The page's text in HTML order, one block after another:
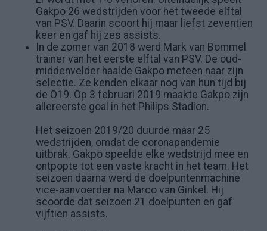
Gakpo 26 wedstrijden voor het tweede elftal
van PSV. Daarin scoort hij maar liefst zeventien
keer en gaf hij zes assists.
In de zomer van 2018 werd Mark van Bommel
trainer van het eerste elftal van PSV. De oud-
middenvelder haalde Gakpo meteen naar zijn
selectie. Ze kenden elkaar nog van hun tijd bij
de O19. Op 3 februari 2019 maakte Gakpo zijn
allereerste goal in het Philips Stadion.
Het seizoen 2019/20 duurde maar 25
wedstrijden, omdat de coronapandemie
uitbrak. Gakpo speelde elke wedstrijd mee en
ontpopte tot een vaste kracht in het team. Het
seizoen daarna werd de doelpuntenmachine
vice-aanvoerder na Marco van Ginkel. Hij
scoorde dat seizoen 21 doelpunten en gaf
vijftien assists.